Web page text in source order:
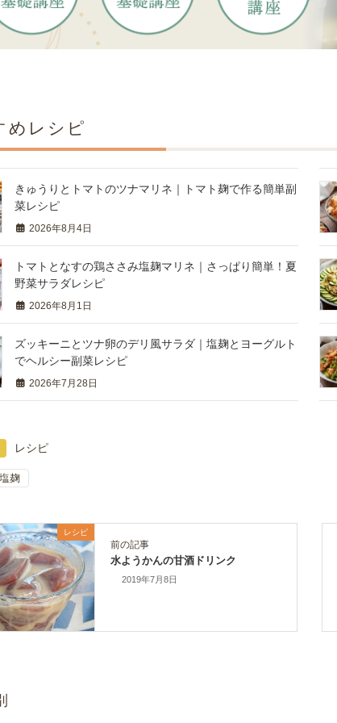
めレシピ
きゅうりとトマトのツナマリネ｜トマト麹で作る簡単副
菜レシピ
2026年8月4日
トマトとなすの鶏ささみ塩麹マリネ｜さっぱり簡単！夏
野菜サラダレシピ
2026年8月1日
ズッキーニとツナ卵のデリ風サラダ｜塩麹とヨーグルト
でヘルシー副菜レシピ
2026年7月28日
レシピ
塩麹
レシピ
前の記事
水ようかんの甘酒ドリンク
2019年7月8日